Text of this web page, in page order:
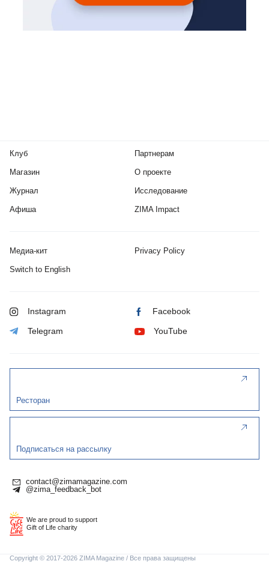
Клуб
Магазин
Журнал
Афиша
Партнерам
О проекте
Исследование
ZIMA Impact
Медиа-кит Privacy Policy
Switch to English
Instagram Facebook
Telegram YouTube
Ресторан
Подписаться на рассылку
contact@zimamagazine.com
@zima_feedback_bot
We are proud to support
Gift of Life charity
Copyright © 2017-2026 ZIMA Magazine / Все права защищены